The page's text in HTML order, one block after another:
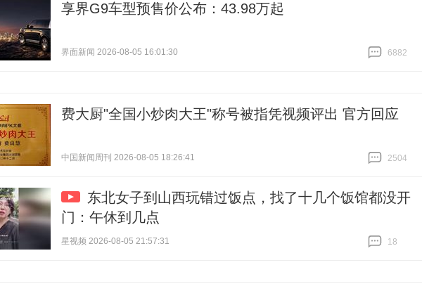
享界G9车型预售价公布：43.98万起
界面新闻 2026-08-05 16:01:30
6882
费大厨"全国小炒肉大王"称号被指凭视频评出 官方回应
中国新闻周刊 2026-08-05 18:26:41
2504
东北女子到山西玩错过饭点，找了十几个饭馆都没开
门：午休到几点
星视频 2026-08-05 21:57:31
18